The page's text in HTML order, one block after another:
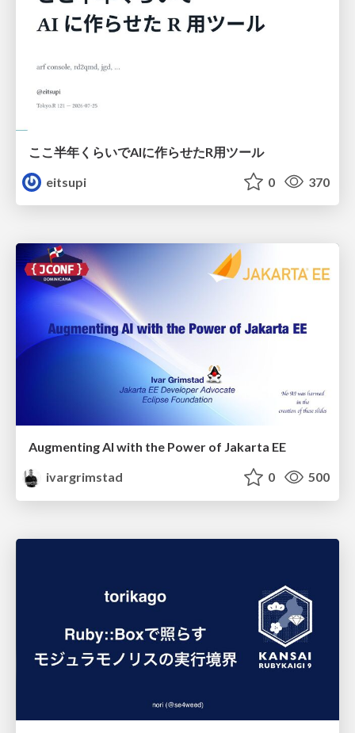
ここ半年くらいでAIに作らせたR用ツール
eitsupi
0 370
Augmenting AI with the Power of Jakarta EE
ivargrimstad
0 500